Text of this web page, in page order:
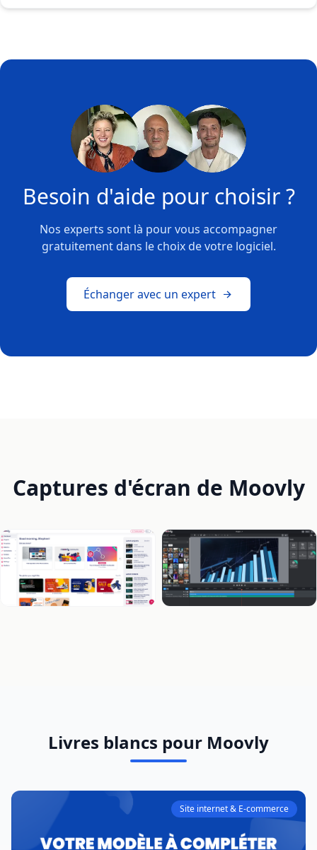
Besoin d'aide pour choisir ?
Nos experts sont là pour vous accompagner
gratuitement dans le choix de votre logiciel.
Échanger avec un expert
Captures d'écran de Moovly
Livres blancs pour Moovly
Site internet & E-commerce